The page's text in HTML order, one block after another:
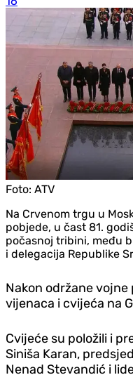
Foto: ATV
Na Crvenom trgu u
pobjede, u čast 81.
počasnoj tribini, među
i delegacija Republike
Nakon održane
vijenaca i cvijeća na
Cvijeće su položili i
Siniša Karan,
Nenad Stevandić i